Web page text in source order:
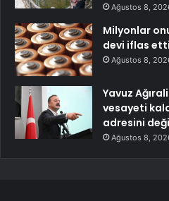
Ağustos 8,
Milyonlar
devi iflas etti
Ağustos 8,
Yavuz
vesayeti
adresini
Ağustos 8,